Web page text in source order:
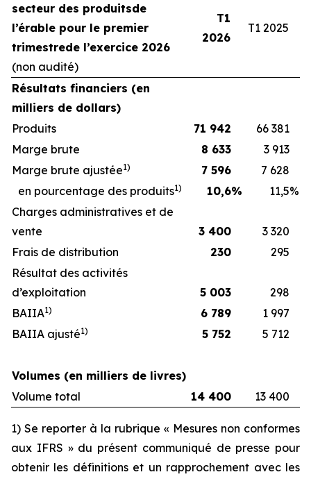
secteur des produitsde
l’érable pour le premier
trimestrede l’exercice 2026
(non audité)
T1
2026
T1 2025
Résultats financiers (en
milliers de dollars)
Produits
71 942
66 381
Marge brute
8 633
3 913
Marge brute ajustée1) 7 596
7 628
en pourcentage des produits1) 10,6% 11,5%
Charges administratives et de
vente
3 400
3 320
Frais de distribution
230
295
Résultat des activités
d’exploitation
5 003
298
BAIIA1) 6 789
1 997
BAIIA ajusté1) 5 752 5 712
Volumes (en milliers de livres)
Volume total
14 400 13 400
1) Se reporter à la rubrique « Mesures non conformes
aux IFRS » du présent communiqué de presse pour
obtenir les définitions et un rapprochement avec les